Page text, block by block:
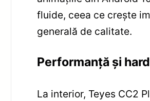
fluide, ceea ce crește
generală de calitate.
Performanță și
La interior, Teyes CC2